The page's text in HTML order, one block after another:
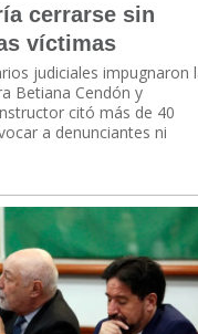
cerrarse sin
víctimas
judiciales impugnaron
Betiana Cendón y
citó más de 40
a denunciantes ni